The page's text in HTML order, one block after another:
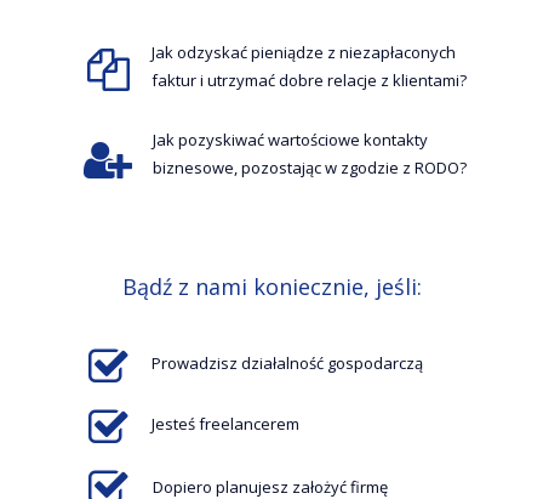
Jak odzyskać pieniądze z niezapłaconych
faktur i utrzymać dobre relacje z klientami?
Jak pozyskiwać wartościowe kontakty
biznesowe, pozostając w zgodzie z RODO?
Prowadzisz działalność gospodarczą
Bądź z nami koniecznie, jeśli:
Jesteś freelancerem
Dopiero planujesz założyć firmę